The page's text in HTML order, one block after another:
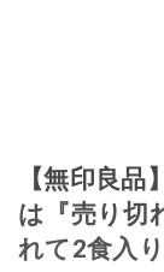
【無印良品
は『売り切
れて2食入